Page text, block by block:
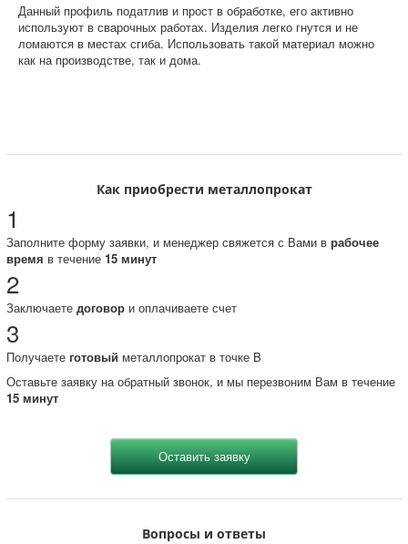
Данный профиль податлив и прост в обработке, его активно
используют в сварочных работах. Изделия легко гнутся и не
ломаются в местах сгиба. Использовать такой материал можно
как на производстве, так и дома.
Как приобрести металлопрокат
1
Заполните форму заявки, и менеджер свяжется с Вами в рабочее
время в течение 15 минут
2
Заключаете договори оплачиваете счет
3
Получаете готовый металлопрокат в точке B
Оставьте заявку на обратный звонок, и мы перезвоним Вам в течение
15 минут
Вопросы и ответы